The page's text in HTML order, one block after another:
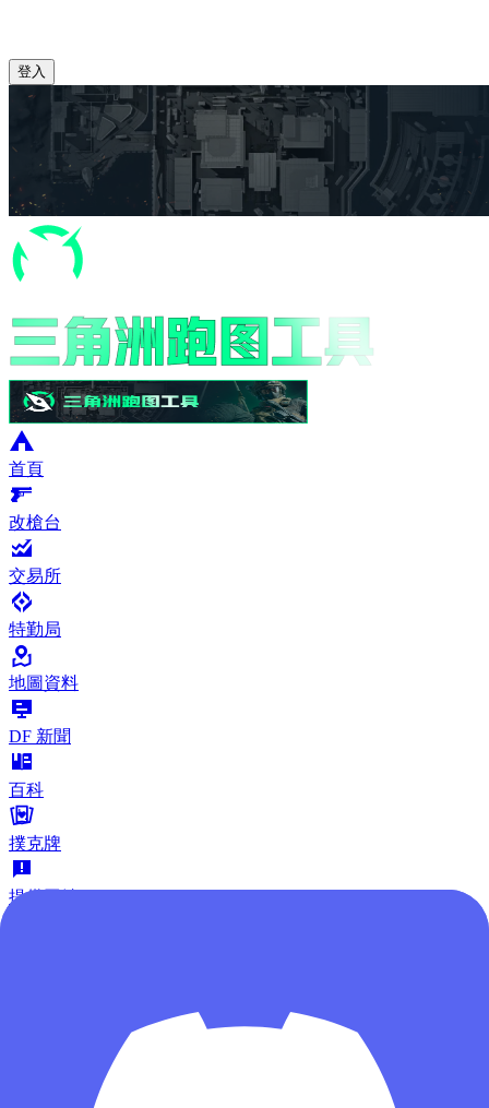
登入
首頁
改槍台
交易所
特勤局
地圖資料
DF 新聞
百科
撲克牌
提供回饋